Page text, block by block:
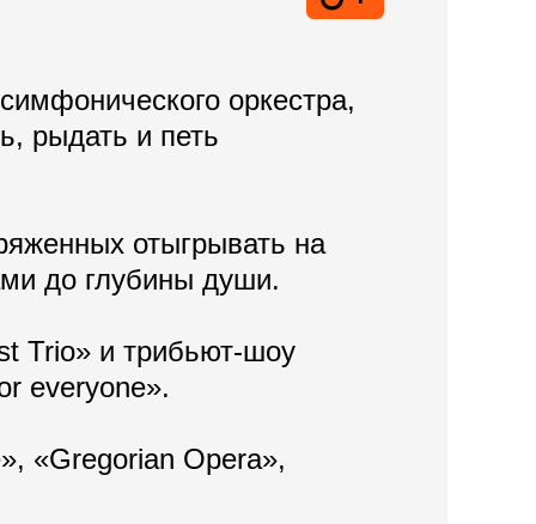
оркестра,
рыдать и петь
отыгрывать на
до глубины души.
Trio» и трибьют-шоу
everyone».
«Gregorian Opera»,